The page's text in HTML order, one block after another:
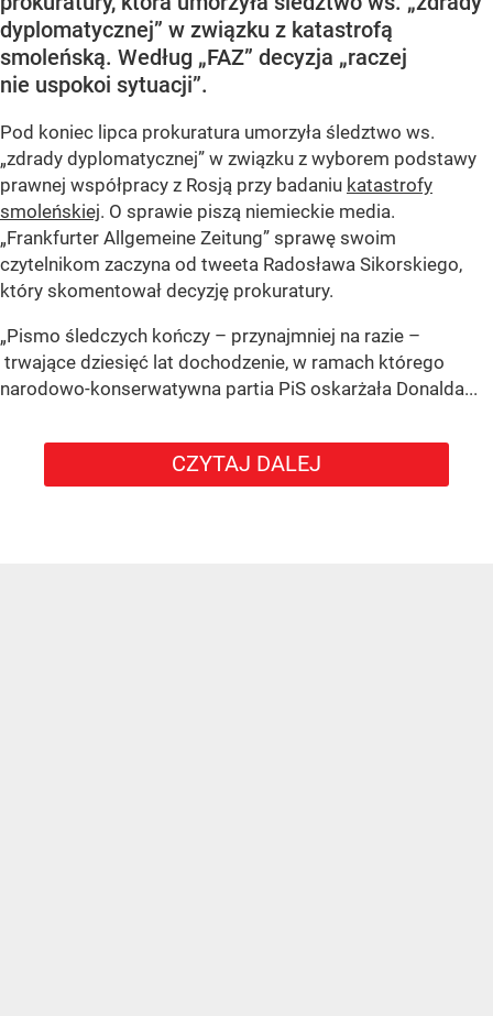
dyplomatycznej” w związku z katastrofą
smoleńską. Według „FAZ” decyzja „raczej
nie uspokoi sytuacji”.
Pod koniec lipca prokuratura umorzyła śledztwo ws.
„zdrady dyplomatycznej” w związku z wyborem podstawy
prawnej współpracy z Rosją przy badaniu katastrofy
smoleńskiej. O sprawie piszą niemieckie media.
„Frankfurter Allgemeine Zeitung” sprawę swoim
czytelnikom zaczyna od tweeta Radosława Sikorskiego,
który skomentował decyzję prokuratury.
„Pismo śledczych kończy – przynajmniej na razie –
trwające dziesięć lat dochodzenie, w ramach którego
narodowo-konserwatywna partia PiS oskarżała Donalda...
CZYTAJ DALEJ